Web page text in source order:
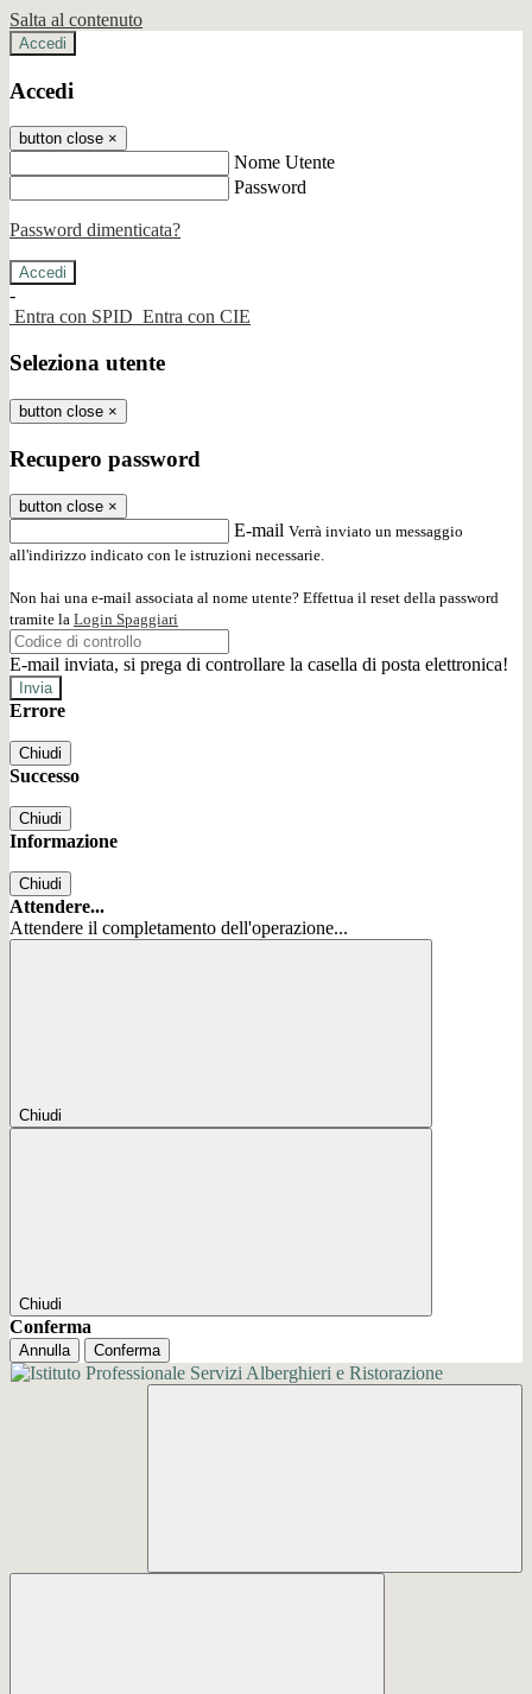
Salta al contenuto
Accedi
Accedi
button close ×
Nome Utente
Password
Password dimenticata?
-
Entra con SPID Entra con CIE
Seleziona utente
button close ×
Recupero password
button close ×
E-mail Verrà inviato un messaggio
all'indirizzo indicato con le istruzioni necessarie.
Non hai una e-mail associata al nome utente? Effettua il reset della password
tramite la Login Spaggiari
E-mail inviata, si prega di controllare la casella di posta elettronica!
Errore
Chiudi
Successo
Chiudi
Informazione
Chiudi
Attendere...
Attendere il completamento dell'operazione...
Chiudi
Chiudi
Conferma
Annulla Conferma